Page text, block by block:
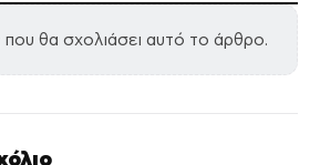
που θα σχολιάσει αυτό το άρθρο.